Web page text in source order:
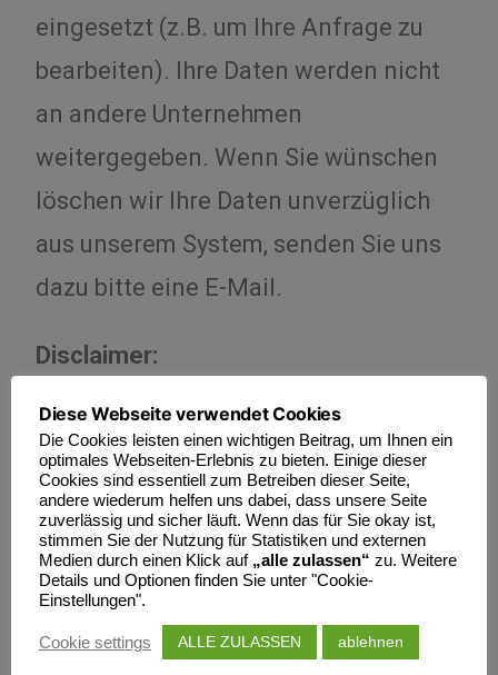
eingesetzt (z.B. um Ihre Anfrage zu
bearbeiten). Ihre Daten werden nicht
an andere Unternehmen
weitergegeben. Wenn Sie wünschen
löschen wir Ihre Daten unverzüglich
aus unserem System, senden Sie uns
dazu bitte eine E-Mail.
Disclaimer:
Unsere Webseiten sind
urheberrechtlich geschützt. Jede
Verwertung zu kommerziellen oder
politischen Zwecken, sei es ganz oder
teilweise, auch in veränderter Form
bedarf der vorherigen Zustimmung.
Zulässig ist der Ausdruck, die Kopie
Diese Webseite verwendet Cookies
Die Cookies leisten einen wichtigen Beitrag, um Ihnen ein
optimales Webseiten-Erlebnis zu bieten. Einige dieser
Cookies sind essentiell zum Betreiben dieser Seite,
andere wiederum helfen uns dabei, dass unsere Seite
zuverlässig und sicher läuft. Wenn das für Sie okay ist,
stimmen Sie der Nutzung für Statistiken und externen
Medien durch einen Klick auf „alle zulassen“ zu. Weitere
Details und Optionen finden Sie unter "Cookie-
Einstellungen".
Cookie settings ALLE ZULASSEN ablehnen